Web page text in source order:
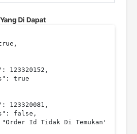
Di Dapat
123320152,
true
123320081,
false,
Id Tidak Di Temukan"